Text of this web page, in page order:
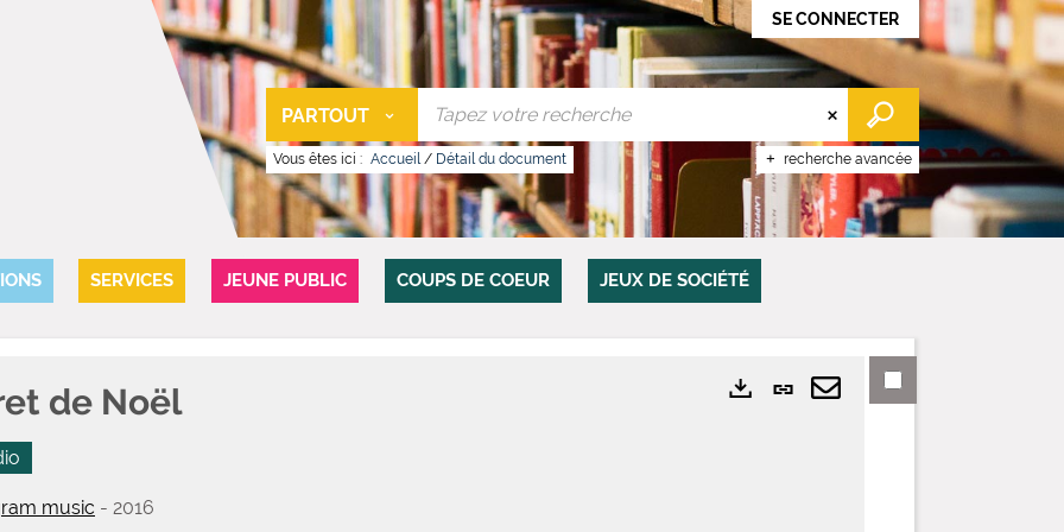
SE CONNECTER
PARTOUT
recherche avancée
Vous êtes ici : Accueil / Détail du document
SERVICES JEUNE PUBLIC COUPS DE COEUR JEUX DE SOCIÉTÉ
de Noël
music - 2016
Lien